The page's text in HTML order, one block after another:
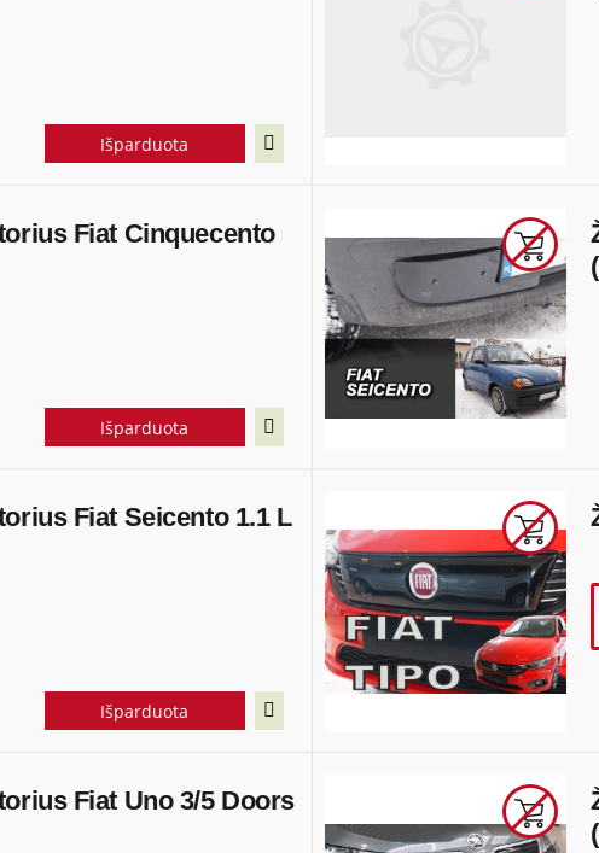
Išparduota
Fiat Cinquecento
Išparduota
Fiat Seicento 1.1 L
Išparduota
Fiat Uno 3/5 Doors